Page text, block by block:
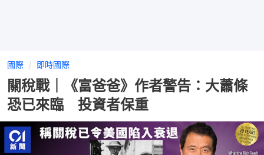
國際 即時國際
關稅戰｜《富爸爸》作者警告：大蕭條
恐已來臨 投資者保重